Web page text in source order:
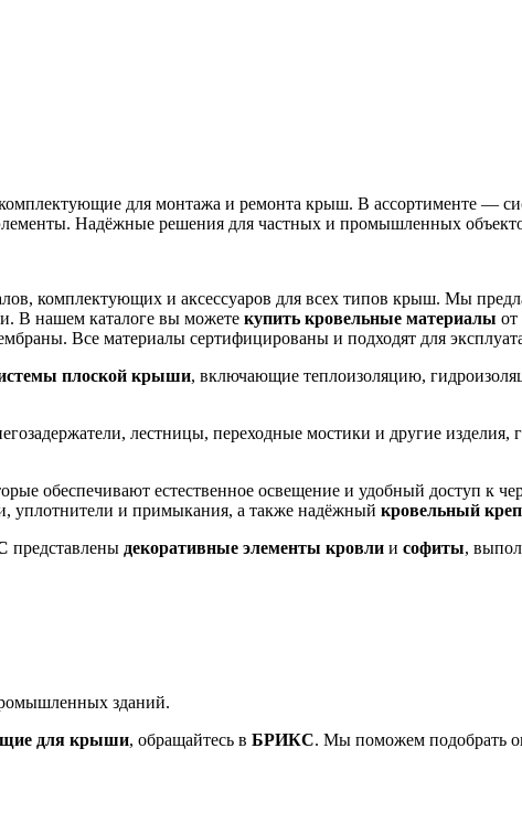
для монтажа и ремонта крыш. В ассортименте —
Надёжные решения для частных и промышленных
комплектующих и аксессуаров для всех типов крыш. Мы
В нашем каталоге вы можете купить кровельные материалы от
Все материалы сертифицированы и подходят для
плоской крыши, включающие теплоизоляцию,
лестницы, переходные мостики и другие
обеспечивают естественное освещение и удобный доступ к
уплотнители и примыкания, а также надёжный кровельный
представлены декоративные элементы кровли и софиты,
зданий.
для крыши, обращайтесь в БРИКС. Мы поможем подобрать